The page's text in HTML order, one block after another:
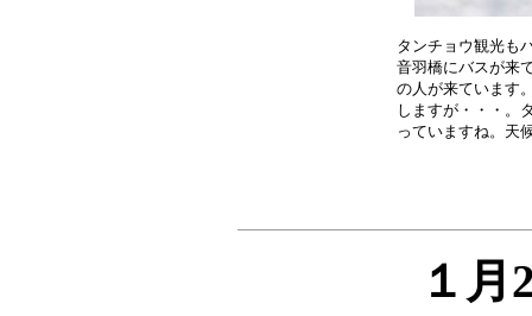
タンチョウ観光も
音羽橋にバスが来
の人が来ています
しますが・・・。
１月